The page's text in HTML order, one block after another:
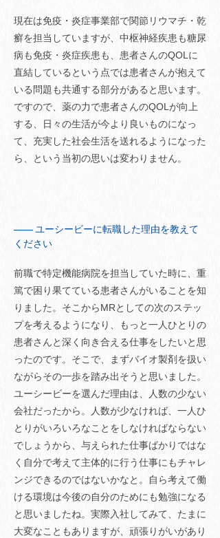
現在は免疫・炎症事業部で関節リウマチ・乾
癬を担当していますが、中枢神経疾患も糖尿
病も免疫・炎症疾患も、患者さんのQOLに
直結しているという点では患者さんが抱えて
いる問題も共通する部分があると思います。
ですので、薬の力で患者さんのQOLが向上
する、日々の生活が今より良いものになっ
て、充実した社会生活を送れるようになった
ら、という当初の思いは変わりません。
ユーシービーに転職した理由を教えて
ください
前職で特定機能病院を担当していた時に、重
篤で困り果てている患者さんがいることを知
りました。そこからMRとしての次のステッ
プを考えるようになり、もっと一人ひとりの
患者さんと深く向き合える仕事をしたいと思
ったのです。そこで、まずバイオ製剤を扱い
ながらその一歩を踏み出そうと思いました。
ユーシービーを選んだ理由は、人数の少ない
会社だったから。人数が少なければ、一人ひ
とりがいろいろなことをしなければならない
でしょうから、与えられた仕事ばかりではな
く自分で考えて主体的に行う仕事にもチャレ
ンジできるのではないかなと。自ら考えて働
ける環境は今後の自分のためにも勉強になる
と思いましたね。実際入社してみて、たまに
大変なこともありますが、頑張りがいがあり